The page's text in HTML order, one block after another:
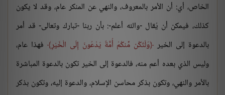
الخاص، أي: أن الأمر بالمعروف، والنهي عن المنكر عام، وقد لا يكون
كذلك، فيمكن أن يُقال -والله أعلم-: بأن ربنا -تبارك وتعالى- قد أمر
بالدعوة إلى الخير وَلْتَكُن مِّنكُمْ أُمَّةٌ يَدْعُونَ إِلَى الْخَيْرِ فهذا عام،
وليس الذي بعده أعم منه، فالدعوة إلى الخير تكون بالدعوة المباشرة
بالأمر والنهي، وتكون بذكر محاسن الإسلام، والدعوة إليه، وتكون بذكر